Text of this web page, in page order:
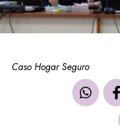
Caso Hogar Seguro